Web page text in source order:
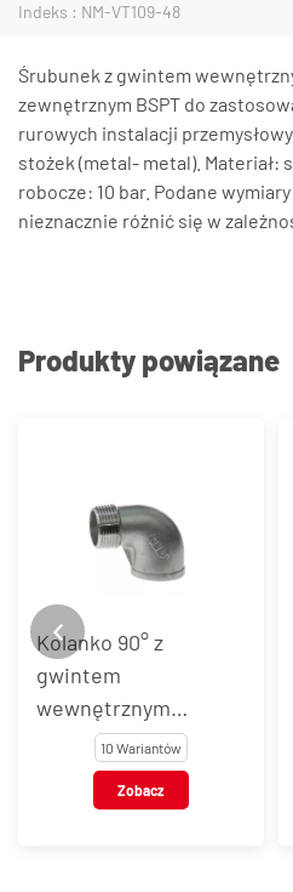
Indeks : NM-VT109-48
Śrubunek z gwintem
zewnętrznym BSPT do
rurowych instalacji
stożek (metal- metal). Materiał:
robocze: 10 bar. Podane
nieznacznie różnić się w
Produkty powiązane
Kolanko 90° z
gwintem
wewnętrznym
BSP/zewnętrznym
BSPT, stal
nierdzewna, typ
10 Wariantów
Zobacz